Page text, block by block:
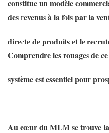
constitue un modèle
des revenus à la fois par la
directe de produits et le
Comprendre les rouages de ce
système est essentiel pour
Au cœur du MLM se trouve la